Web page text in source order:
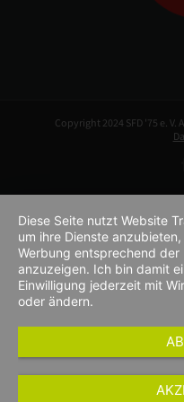
Copyright 2024 SFD '75 e.
Diese Seite nutzt Website
um ihre Dienste
Werbung entsprechend
anzuzeigen. Ich bin damit
Einwilligung jederzeit mit
oder ändern.